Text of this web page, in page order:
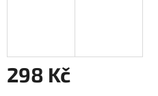
298 Kč